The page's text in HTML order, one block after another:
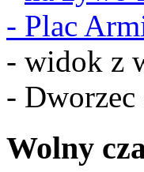
- Plac
- widok z
- Dworzec
Wolny